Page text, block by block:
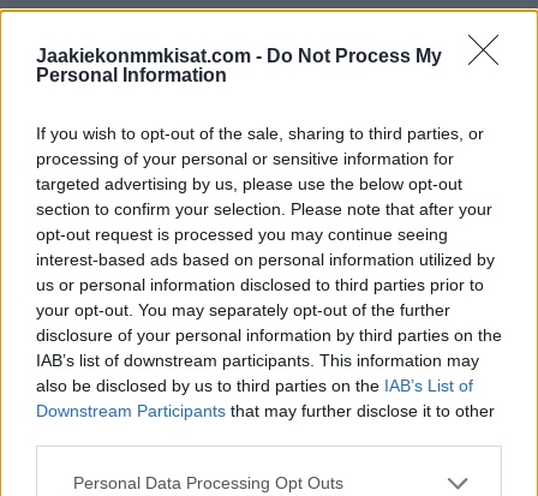
Jaakiekonmmkisat.com - Do Not Process My
Personal Information
If you wish to opt-out of the sale, sharing to third parties, or
processing of your personal or sensitive information for
targeted advertising by us, please use the below opt-out
section to confirm your selection. Please note that after your
opt-out request is processed you may continue seeing
interest-based ads based on personal information utilized by
us or personal information disclosed to third parties prior to
your opt-out. You may separately opt-out of the further
disclosure of your personal information by third parties on the
IAB’s list of downstream participants. This information may
also be disclosed by us to third parties on the IAB’s List of
Downstream Participants that may further disclose it to other
Personal Data Processing Opt Outs
4 Lehtonen Mikko − 55 Ohtamaa Atte (A)
38 Riikola Juuso – 31 Kemiläinen Valtteri
76 Sallinen Jere – 13 Ruohomaa Mikael – 42 Kapanen Kasperi
50 Koivisto Miika − 23 Matinpalo Nikolas
29 Oksanen Ahti – 91 Lammikko Juho – 12 Anttila Marko (C)
40 Lindbohm Petteri − 2 Pokka Ville
Ottelu on katsottavissa ilmaiseksi televisiosta TV5 -kanavalta.
Lisäksi Suomen ja Ruotsin välisestä kohtaamisesta on tarjolla